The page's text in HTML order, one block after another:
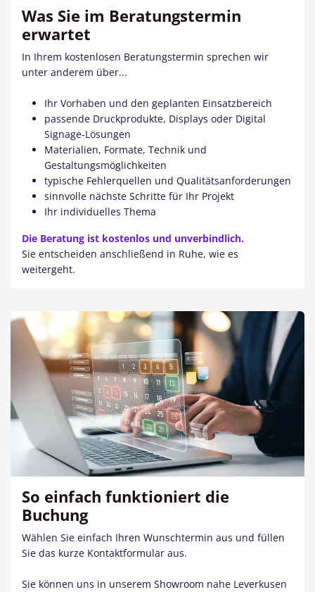
Was Sie im Beratungstermin
erwartet
In Ihrem kostenlosen Beratungstermin sprechen wir
unter anderem über...
Ihr Vorhaben und den geplanten Einsatzbereich
passende Druckprodukte, Displays oder Digital
Signage-Lösungen
Materialien, Formate, Technik und
Gestaltungsmöglichkeiten
typische Fehlerquellen und Qualitätsanforderungen
sinnvolle nächste Schritte für Ihr Projekt
Ihr individuelles Thema
Die Beratung ist kostenlos und unverbindlich.
Sie entscheiden anschließend in Ruhe, wie es
weitergeht.
So einfach funktioniert die
Buchung
Wählen Sie einfach Ihren Wunschtermin aus und füllen
Sie das kurze Kontaktformular aus.
Sie können uns in unserem Showroom nahe Leverkusen